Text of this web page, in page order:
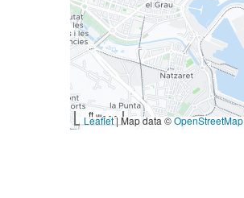
3000 ft
|Map data © OpenStreetMap